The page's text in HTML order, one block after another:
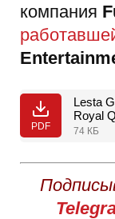
компания
PDF
Lesta
Royal
74 КБ